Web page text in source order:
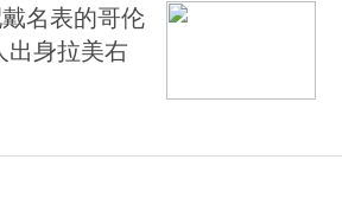
戴名表的哥伦
出身拉美右